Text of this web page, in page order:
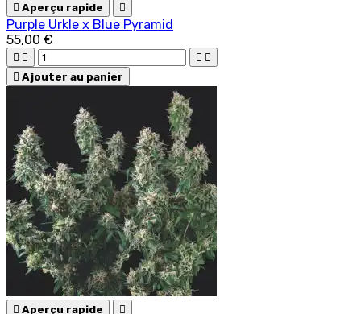
 Aperçu rapide 
Purple Urkle x Blue Pyramid
55,00 €
   
 Ajouter au panier
 Aperçu rapide 